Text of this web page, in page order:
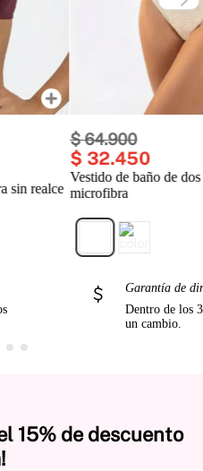
sin realce
$64.900
$ 32.450
Vestido de baño de
microfibra
Garantía de
Dentro de los
un cambio.
15% de descuento